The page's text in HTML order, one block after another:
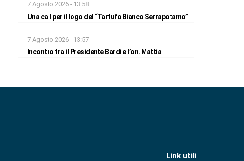
7 Agosto 2026 - 13:58
Una call per il logo del “Tartufo Bianco Serrapotamo”
7 Agosto 2026 - 13:57
Incontro tra il Presidente Bardi e l’on. Mattia
Link utili